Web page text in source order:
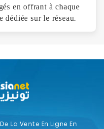
en offrant à chaque
dédiée sur le réseau.
La Vente En Ligne En